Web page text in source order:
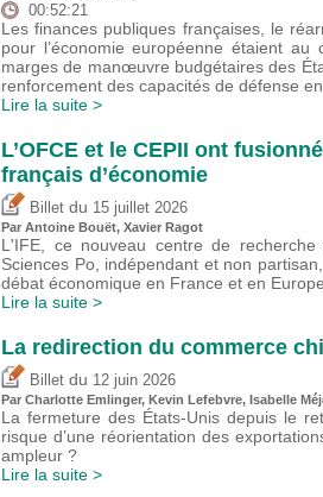
00:52:21
Les finances publiques françaises, le
pour l’économie européenne étaient au
marges de manœuvre budgétaires des
renforcement des capacités de défense en
Lire la suite >
L’OFCE et le CEPII ont
français d’économie
Billet du 15 juillet 2026
Par Antoine Bouët, Xavier Ragot
L'IFE, ce nouveau centre de recherche
Sciences Po, indépendant et non
débat économique en France et en Europe.
Lire la suite >
La redirection du commerce
Billet du 12 juin 2026
Par Charlotte Emlinger, Kevin Lefebvre, Isabelle
La fermeture des États-Unis depuis le
risque d’une réorientation des
ampleur ?
Lire la suite >